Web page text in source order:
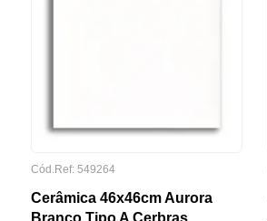
Cód.Ref: 549264
Cerâmica 46x46cm Aurora
Branco Tipo A Cerbras